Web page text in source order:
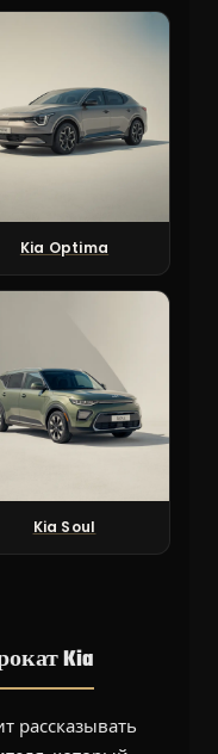
Kia Optima
Kia Soul
Kia
рассказывать